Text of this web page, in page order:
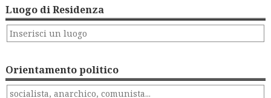
Luogo di Residenza
Orientamento politico